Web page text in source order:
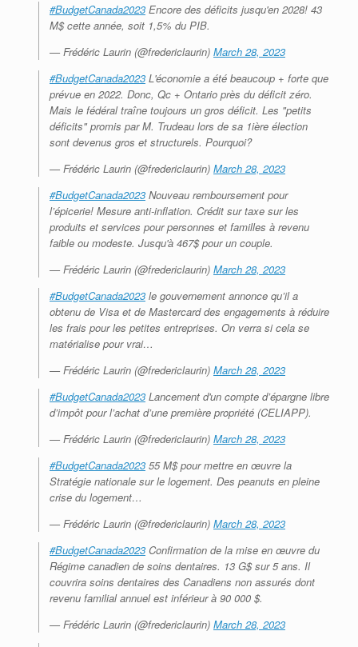
#BudgetCanada2023 Encore des déficits jusqu'en 2028! 43
M$ cette année, soit 1,5% du PIB.
— Frédéric Laurin (@fredericlaurin) March 28, 2023
#BudgetCanada2023 L'économie a été beaucoup + forte que
prévue en 2022. Donc, Qc + Ontario près du déficit zéro.
Mais le fédéral traîne toujours un gros déficit. Les "petits
déficits" promis par M. Trudeau lors de sa 1ière élection
sont devenus gros et structurels. Pourquoi?
— Frédéric Laurin (@fredericlaurin) March 28, 2023
#BudgetCanada2023 Nouveau remboursement pour
l’épicerie! Mesure anti-inflation. Crédit sur taxe sur les
produits et services pour personnes et familles à revenu
faible ou modeste. Jusqu'à 467$ pour un couple.
— Frédéric Laurin (@fredericlaurin) March 28, 2023
#BudgetCanada2023 le gouvernement annonce qu’il a
obtenu de Visa et de Mastercard des engagements à réduire
les frais pour les petites entreprises. On verra si cela se
matérialise pour vrai…
— Frédéric Laurin (@fredericlaurin) March 28, 2023
#BudgetCanada2023 Lancement d'un compte d’épargne libre
d’impôt pour l’achat d’une première propriété (CELIAPP).
— Frédéric Laurin (@fredericlaurin) March 28, 2023
#BudgetCanada2023 55 M$ pour mettre en œuvre la
Stratégie nationale sur le logement. Des peanuts en pleine
crise du logement…
— Frédéric Laurin (@fredericlaurin) March 28, 2023
#BudgetCanada2023 Confirmation de la mise en œuvre du
Régime canadien de soins dentaires. 13 G$ sur 5 ans. Il
couvrira soins dentaires des Canadiens non assurés dont
revenu familial annuel est inférieur à 90 000 $.
— Frédéric Laurin (@fredericlaurin) March 28, 2023